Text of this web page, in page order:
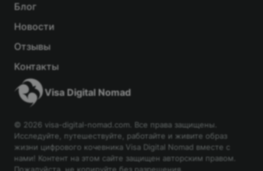
Visa Digital Nomad
© 2026 visa-digital-nomad.com. Все права защищены.
Исследуйте, путешествуйте, работайте и живите образ
жизни цифрового кочевника Visa Digital Nomad вместе с
нами! Контент на этом сайте защищен авторским правом.
Блог
Новости
Отзывы
Контакты